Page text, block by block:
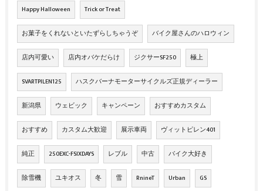
Happy Halloween Trick or Treat
お菓子をくれないといたずらしちゃうぞ バイク屋さんのハロウィン
店内可愛い 店内オバケだらけ ジクサーSF250 極上
SVARTPILEN125 ハスクバーナモーターサイクルズ正規ディーラー
新潟県 ウェビック キャンペーン おすすめカスタム
おすすめ カスタム大歓迎 展示車両 ヴィットピレン401
純正 250EXC-FSIXDAYS レブル 中古 バイク大好き
除雪機 ユキオス 冬 雪 RnineT Urban GS